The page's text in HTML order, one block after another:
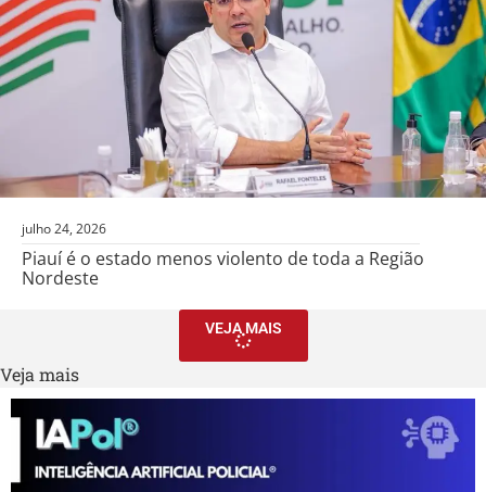
julho 24, 2026
Piauí é o estado menos violento de toda a Região
Nordeste
VEJA MAIS
Veja mais